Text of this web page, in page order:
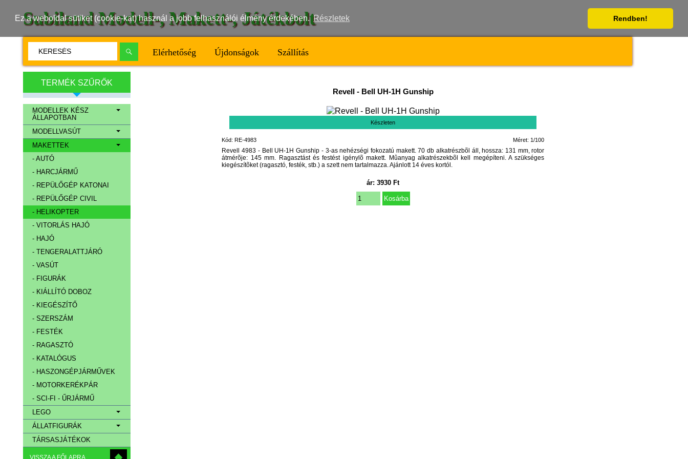
Ez a weboldal sütiket (cookie-kat) használ a jobb felhasználói élmény érdekében. Részletek Rendben!
Subiland Modell-, Makett-, Játékbolt
Elérhetőség Újdonságok Szállítás
TERMÉK SZŰRŐK
MODELLEK KÉSZ
ÁLLAPOTBAN
MODELLVASÚT
MAKETTEK
- AUTÓ
- HARCJÁRMŰ
- REPÜLŐGÉP KATONAI
- REPÜLŐGÉP CIVIL
- HELIKOPTER
- VITORLÁS HAJÓ
- HAJÓ
- TENGERALATTJÁRÓ
- VASÚT
- FIGURÁK
- KIÁLLÍTÓ DOBOZ
- KIEGÉSZÍTŐ
- SZERSZÁM
- FESTÉK
- RAGASZTÓ
- KATALÓGUS
- HASZONGÉPJÁRMŰVEK
- MOTORKERÉKPÁR
- SCI-FI - ŰRJÁRMŰ
LEGO
ÁLLATFIGURÁK
TÁRSASJÁTÉKOK
VISSZA A FŐLAPRA
Revell - Bell UH-1H Gunship
Készleten
Méret: 1/100
Kód: RE-4983
Revell 4983 - Bell UH-1H Gunship - 3-as nehézségi fokozatú makett. 70 db alkatrészbõl áll, hossza: 131 mm, rotor
átmérõje: 145 mm. Ragasztást és festést igénylõ makett. Mûanyag alkatrészekbõl kell megépíteni. A szükséges
kiegészítõket (ragasztó, festék, stb.) a szett nem tartalmazza. Ajánlott 14 éves kortól.
ár:3930 Ft